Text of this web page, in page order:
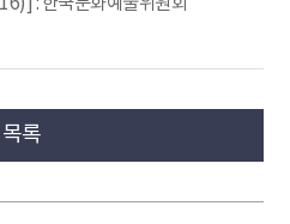
: 한국문화예술위원회
목록